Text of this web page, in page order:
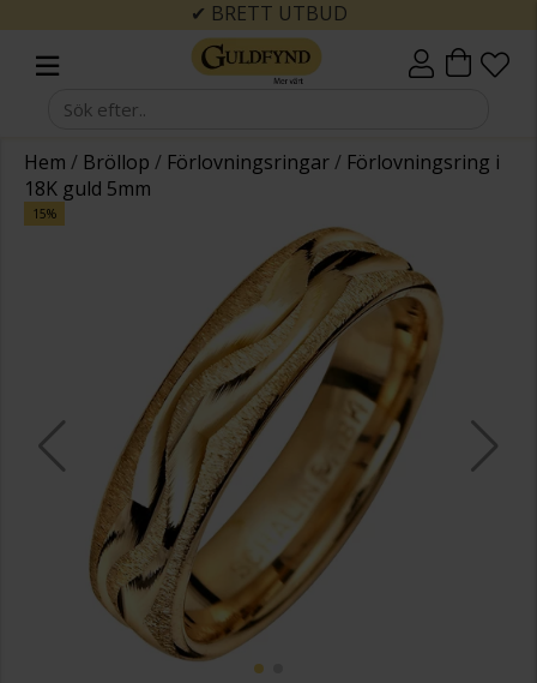
✔ BRETT UTBUD
Hem / Bröllop / Förlovningsringar/ Förlovningsring i
18K guld 5mm
15%